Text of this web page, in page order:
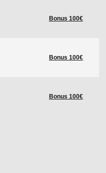
Bonus 100€
Bonus 100€
Bonus 100€